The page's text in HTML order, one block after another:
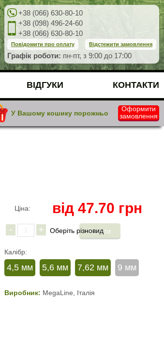
+38 (066) 630-80-10
+38 (098) 496-24-60
+38 (066) 630-80-10
Повідомити про оплату Відстежити замовлення
Графік роботи: пн-пт, з 9:00 до 17:00
ВІДГУКИ КОНТАКТИ
У Вашому кошику порожньо
Оформити
замовлення
Ціна: від47.70 грн
- +
Калібр:
4,5 мм 5,6 мм 7,62 мм 9 мм
Виробник: MegaLine, Італія